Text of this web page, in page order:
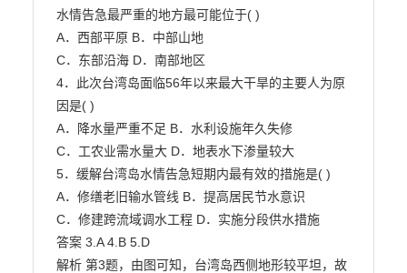
水情告急最严重的地方最可能位于( )
A．西部平原 B．中部山地
C．东部沿海 D．南部地区
4．此次台湾岛面临56年以来最大干旱的主要人为原
因是( )
A．降水量严重不足 B．水利设施年久失修
C．工农业需水量大 D．地表水下渗量较大
5．缓解台湾岛水情告急短期内最有效的措施是( )
A．修缮老旧输水管线 B．提高居民节水意识
C．修建跨流域调水工程 D．实施分段供水措施
答案 3.A 4.B 5.D
解析 第3题，由图可知，台湾岛西侧地形较平坦，故